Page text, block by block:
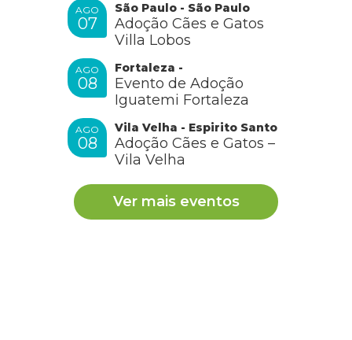
AGO
07
São Paulo - São Paulo
Adoção Cães e Gatos
Villa Lobos
AGO
08
Fortaleza -
Evento de Adoção
Iguatemi Fortaleza
AGO
08
Vila Velha - Espirito Santo
Adoção Cães e Gatos –
Vila Velha
Ver mais eventos